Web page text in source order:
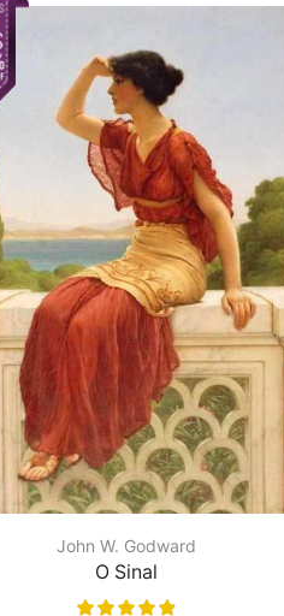
John W. Godward
O Sinal